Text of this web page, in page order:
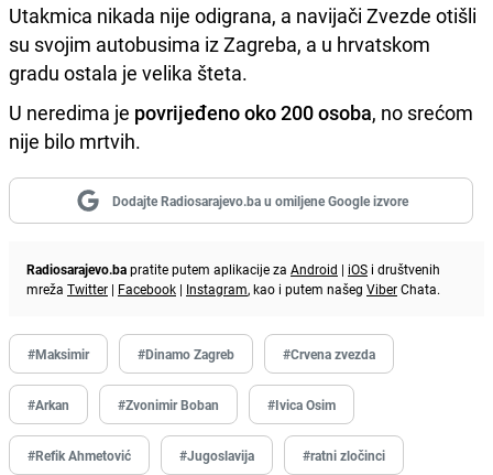
Utakmica nikada nije odigrana, a navijači Zvezde otišli
su svojim autobusima iz Zagreba, a u hrvatskom
gradu ostala je velika šteta.
U neredima je povrijeđeno oko 200 osoba, no srećom
nije bilo mrtvih.
Dodajte Radiosarajevo.ba u omiljene Google izvore
Radiosarajevo.bapratite putem aplikacije za Android | iOS i društvenih
mreža Twitter | Facebook | Instagram, kao i putem našeg ViberChata.
#Maksimir #Dinamo Zagreb #Crvena zvezda
#Arkan #Zvonimir Boban #Ivica Osim
#Refik Ahmetović #Jugoslavija #ratni zločinci